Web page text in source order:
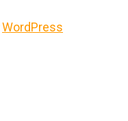
WordPress